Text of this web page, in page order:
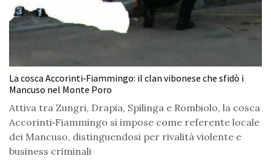
La cosca Accorinti‑Fiammingo: il clan vibonese che sfidò i
Mancuso nel Monte Poro
Attiva tra Zungri, Drapia, Spilinga e Rombiolo, la cosca
Accorinti‑Fiammingo si impose come referente locale
dei Mancuso, distinguendosi per rivalità violente e
business criminali